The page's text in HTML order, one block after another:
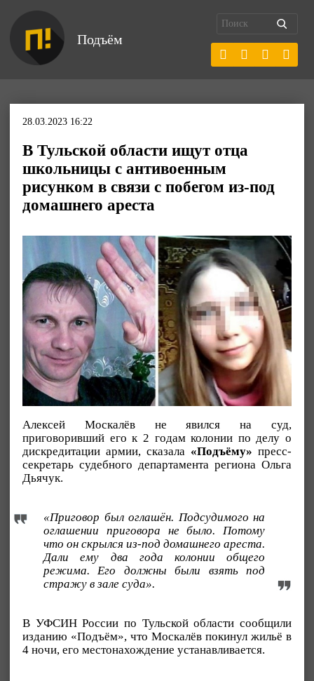
Подъём
28.03.2023 16:22
В Тульской области ищут отца
школьницы с антивоенным
рисунком в связи с побегом из-под
домашнего ареста
Алексей Москалёв не явился на суд,
приговоривший его к 2 годам колонии по делу о
дискредитации армии, сказала «Подъёму» пресс-
секретарь судебного департамента региона Ольга
Дьячук.
«Приговор был оглашён. Подсудимого на
оглашении приговора не было. Потому
что он скрылся из-под домашнего ареста.
Дали ему два года колонии общего
режима. Его должны были взять под
стражу в зале суда».
В УФСИН России по Тульской области сообщили
изданию «Подъём», что Москалёв покинул жильё в
4 ночи, его местонахождение устанавливается.